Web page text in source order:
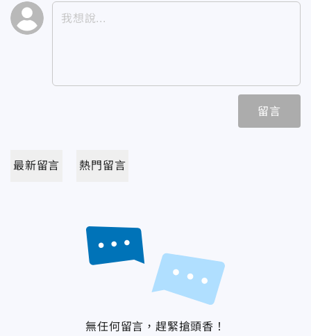
留言
最新留言 熱門留言
無任何留言，趕緊搶頭香！